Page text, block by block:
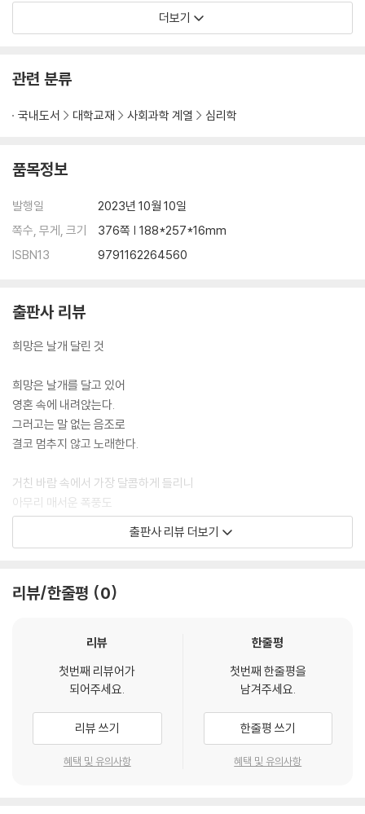
더보기
관련 분류
국내도서 대학교재 사회과학 계열 심리학
품목정보
발행일
2023년 10월 10일
쪽수, 무게, 크기
376쪽 | 188*257*16mm
ISBN13
9791162264560
출판사 리뷰
희망은 날개 달린 것
희망은 날개를 달고 있어
영혼 속에 내려앉는다.
그러고는 말 없는 음조로
결코 멈추지 않고 노래한다.
거친 바람 속에서 가장 달콤하게 들리니
아무리 매서운 폭풍도
많은 이들을 따스하게 만드는 그 작은 새를
가장 낯선 바다에서도 그 노래를 들었다.
빵 조각 한번 달라 하지 않았다.
에밀리 디킨슨
출판사 리뷰 더보기
리뷰/한줄평 0
리뷰
첫번째 리뷰어가
되어주세요.
리뷰 쓰기
혜택 및 유의사항
한줄평
첫번째 한줄평을
남겨주세요.
한줄평 쓰기
혜택 및 유의사항